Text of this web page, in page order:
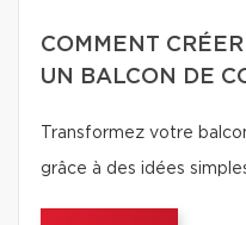
COMMENT
UN BALCON DE
Transformez votre
grâce à des idées